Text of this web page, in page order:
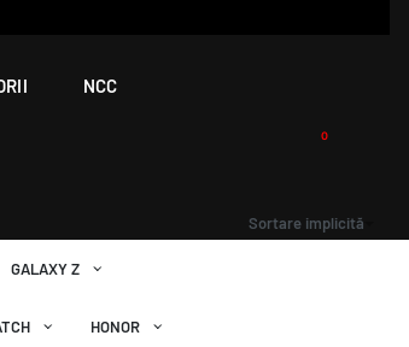
NCC
0
GALAXY Z
HONOR
Sortare implicită